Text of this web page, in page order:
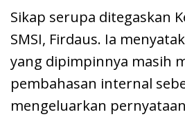
Sikap serupa ditegaskan
SMSI, Firdaus. Ia
yang dipimpinnya masih
pembahasan internal
mengeluarkan